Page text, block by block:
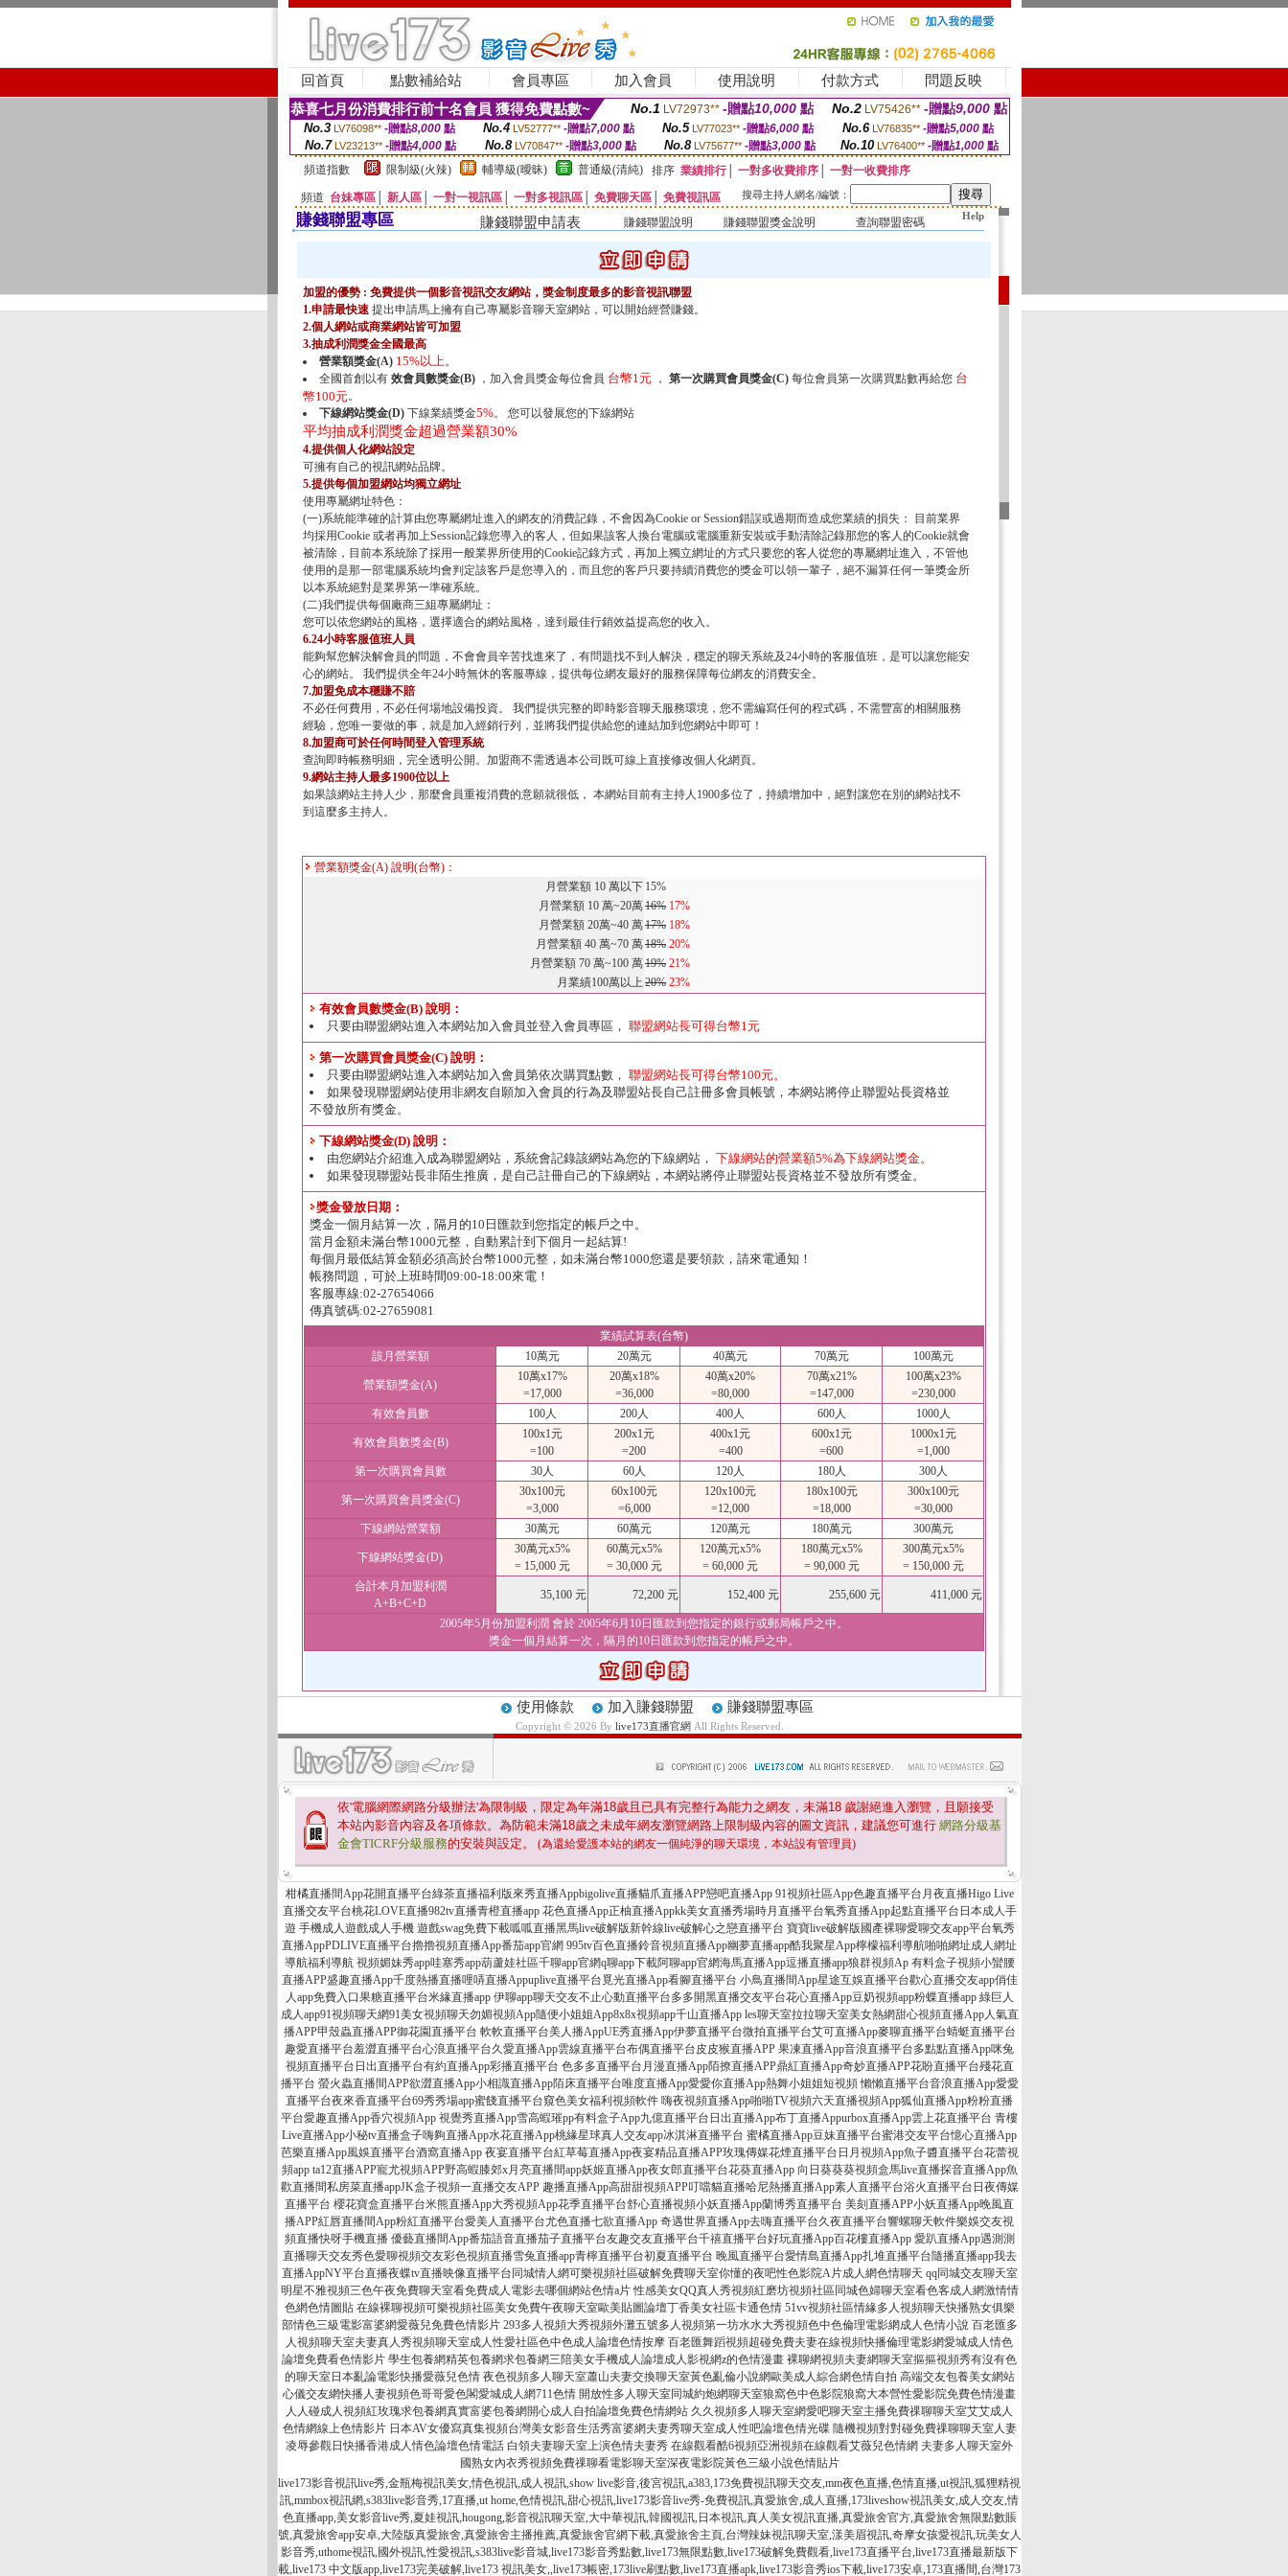
回首頁 點數補給站 會員專區 加入會員 使用說明 付款方式 問題反映
恭喜七月份消費排行前十名會員 獲得免費點數~ No.1 LV72973** -贈點10,000點 No.2 LV75426** -贈點9,000點
No.3 LV76098** -贈點8,000 點 No.4 LV52777** -贈點7,000 點 No.5 LV77023** -贈點6,000 點 No.6 LV76835** -贈點5,000 點
No.7 LV23213** -贈點4,000點 No.8 LV70847** -贈點3,000點 No.8 LV75677** -贈點3,000 點 No.10 LV76400** -贈點1,000點
頻道指數
限制級(火辣) 輔導級(曖昧) 普通級(清純) 排序 業績排行│ 一對多收費排序│ 一對一收費排序
頻道 台妹專區│ 新人區│ 一對一視訊區│ 一對多視訊區│ 免費聊天區│ 免費視訊區 搜尋主持人網名/編號：
賺錢聯盟專區 賺錢聯盟申請表 賺錢聯盟說明 賺錢聯盟獎金說明 查詢聯盟密碼 Help
加盟的優勢 : 免費提供一個影音視訊交友網站，獎金制度最多的影音視訊聯盟
1.申請最快速 提出申請馬上擁有自己專屬影音聊天室網站，可以開始經營賺錢。
2.個人網站或商業網站皆可加盟
3.抽成利潤獎金全國最高
營業額獎金(A) 15%以上。
全國首創以有 效會員數獎金(B) ，加入會員獎金每位會員 台幣1元 ， 第一次購買會員獎金(C) 每位會員第一次購買點數再給您 台
幣100元。
下線網站獎金(D) 下線業績獎金5%。 您可以發展您的下線網站
平均抽成利潤獎金超過營業額30%
4.提供個人化網站設定
可擁有自己的視訊網站品牌。
5.提供每個加盟網站均獨立網址
使用專屬網址特色：
(一)系統能準確的計算由您專屬網址進入的網友的消費記錄，不會因為Cookie or Session錯誤或過期而造成您業績的損失： 目前業界
均採用Cookie 或者再加上Session記錄您導入的客人，但如果該客人換台電腦或電腦重新安裝或手動清除記錄那您的客人的Cookie就會
被清除，目前本系統除了採用一般業界所使用的Cookie記錄方式，再加上獨立網址的方式只要您的客人從您的專屬網址進入，不管他
使用的是那一部電腦系統均會判定該客戶是您導入的，而且您的客戶只要持續消費您的獎金可以領一輩子，絕不漏算任何一筆獎金所
以本系統絕對是業界第一準確系統。
(二)我們提供每個廠商三組專屬網址：
您可以依您網站的風格，選擇適合的網站風格，達到最佳行銷效益提高您的收入。
6.24小時客服值班人員
能夠幫您解決解會員的問題，不會會員辛苦找進來了，有問題找不到人解決，穩定的聊天系統及24小時的客服值班，是可以讓您能安
心的網站。 我們提供全年24小時無休的客服專線，提供每位網友最好的服務保障每位網友的消費安全。
7.加盟免成本穩賺不賠
不必任何費用，不必任何場地設備投資。 我們提供完整的即時影音聊天服務環境，您不需編寫任何的程式碼，不需豐富的相關服務
經驗，您唯一要做的事，就是加入經銷行列，並將我們提供給您的連結加到您網站中即可！
8.加盟商可於任何時間登入管理系統
查詢即時帳務明細，完全透明公開。加盟商不需透過本公司既可線上直接修改個人化網頁。
9.網站主持人最多1900位以上
如果該網站主持人少，那麼會員重複消費的意願就很低， 本網站目前有主持人1900多位了，持續增加中，絕對讓您在別的網站找不
到這麼多主持人。
營業額獎金(A) 說明(台幣)：
月營業額 10 萬以下 15%
月營業額 10 萬~20萬16% 17%
月營業額 20萬~40 萬17% 18%
月營業額 40 萬~70 萬18% 20%
月營業額 70 萬~100 萬19% 21%
月業績100萬以上 20% 23%
有效會員數獎金(B) 說明：
只要由聯盟網站進入本網站加入會員並登入會員專區， 聯盟網站長可得台幣1元
第一次購買會員獎金(C) 說明：
只要由聯盟網站進入本網站加入會員第依次購買點數， 聯盟網站長可得台幣100元。
如果發現聯盟網站使用非網友自願加入會員的行為及聯盟站長自己註冊多會員帳號，本網站將停止聯盟站長資格並
不發放所有獎金。
下線網站獎金(D) 說明：
由您網站介紹進入成為聯盟網站，系統會記錄該網站為您的下線網站， 下線網站的營業額5%為下線網站獎金。
如果發現聯盟站長非陌生推廣，是自己註冊自己的下線網站，本網站將停止聯盟站長資格並不發放所有獎金。
獎金發放日期：
獎金一個月結算一次，隔月的10日匯款到您指定的帳戶之中。
當月金額未滿台幣1000元整，自動累計到下個月一起結算!
每個月最低結算金額必須高於台幣1000元整，如未滿台幣1000您還是要領款，請來電通知！
帳務問題，可於上班時間09:00-18:00來電！
客服專線:02-27654066
傳真號碼:02-27659081
業績試算表(台幣)
該月營業額
10萬元 20萬元 40萬元 70萬元 100萬元
營業額獎金(A)
10萬x17%
=17,000
20萬x18%
=36,000
40萬x20%
=80,000
70萬x21%
=147,000
100萬x23%
=230,000
有效會員數
100人 200人 400人 600人 1000人
有效會員數獎金(B)
100x1元
=100
200x1元
=200
400x1元
=400
600x1元
=600
1000x1元
=1,000
第一次購買會員數
30人 60人 120人 180人 300人
第一次購買會員獎金(C)
30x100元
=3,000
60x100元
=6,000
120x100元
=12,000
180x100元
=18,000
300x100元
=30,000
下線網站營業額
30萬元 60萬元 120萬元 180萬元 300萬元
下線網站獎金(D)
30萬元x5%
= 15,000 元
60萬元x5%
= 30,000 元
120萬元x5%
= 60,000 元
180萬元x5%
= 90,000 元
300萬元x5%
= 150,000 元
合計本月加盟利潤
A+B+C+D
35,100 元 72,200 元 152,400 元 255,600 元 411,000 元
2005年5月份加盟利潤 會於 2005年6月10日匯款到您指定的銀行或郵局帳戶之中。
獎金一個月結算一次，隔月的10日匯款到您指定的帳戶之中。
使用條款 加入賺錢聯盟 賺錢聯盟專區
Copyright © 2026 By live173直播官網 All Rights Reserved.
依'電腦網際網路分級辦法'為限制級，限定為年滿18歲且已具有完整行為能力之網友，未滿18歲謝絕進入瀏覽，且願接受
本站內影音內容及各項條款。為防範未滿18歲之未成年網友瀏覽網路上限制級內容的圖文資訊，建議您可進行 網路分級基
金會TICRF分級服務的安裝與設定。 (為還給愛護本站的網友一個純淨的聊天環境，本站設有管理員)
柑橘直播間App花開直播平台綠茶直播福利版來秀直播Appbigolive直播貓爪直播APP戀吧直播App 91視頻社區App色趣直播平台月夜直播Higo Live
直播交友平台桃花LOVE直播982tv直播青橙直播app 花色直播App正柚直播Appkk美女直播秀場時月直播平台氧秀直播App起點直播平台日本成人手
遊 手機成人遊戲成人手機 遊戲swag免費下載呱呱直播黑馬live破解版新幹線live破解心之戀直播平台 寶寶live破解版國產裸聊愛聊交友app平台氧秀
直播AppPDLIVE直播平台擼擼視頻直播App番茄app官網 995tv百色直播鈴音視頻直播App幽夢直播app酷我聚星App檸檬福利導航啪啪網址成人網址
導航福利導航 視頻媚妹秀app哇塞秀app葫蘆娃社區千聊app官網q聊app下載阿聊app官網海馬直播App逗播直播app狼群視頻Ap 有料盒子視頻小蠻腰
直播APP盛趣直播App千度熱播直播哩哢直播Appuplive直播平台覓光直播App看腳直播平台 小鳥直播間App星途互娛直播平台歡心直播交友app俏佳
人app免費入口果糖直播平台米緣直播app 伊聊app聊天交友不止心動直播平台多多開黑直播交友平台花心直播App豆奶視頻app粉蝶直播app 綠巨人
成人app91視頻聊天網91美女視頻聊天勿媚視頻App隨便小姐姐App8x8x視頻app千山直播App les聊天室拉拉聊天室美女熱網甜心視頻直播App人氣直
播APP甲殼蟲直播APP御花園直播平台 軟軟直播平台美人播AppUE秀直播App伊夢直播平台微拍直播平台艾可直播App麥聊直播平台蜻蜓直播平台
趣愛直播平台羞澀直播平台心浪直播平台久愛直播App雲線直播平台布偶直播平台皮皮猴直播APP 果凍直播App音浪直播平台多點點直播App咪兔
視頻直播平台日出直播平台有約直播App彩播直播平台 色多多直播平台月漫直播App陌撩直播APP鼎紅直播App奇妙直播APP花盼直播平台殘花直
播平台 螢火蟲直播間APP欲澀直播App小相識直播App陌床直播平台唯度直播App愛愛你直播App熱舞小姐姐短視頻 懶懶直播平台音浪直播App愛愛
直播平台夜來香直播平台69秀秀場app蜜餞直播平台窺色美女福利視頻軟件 嗨夜視頻直播App啪啪TV視頻六天直播視頻App狐仙直播App粉粉直播
平台愛趣直播App香穴視頻App 視覺秀直播App雪高蝦璀pp有料盒子App九億直播平台日出直播App布丁直播Appurbox直播App雲上花直播平台 青樓
Live直播App小秘tv直播盒子嗨夠直播App水花直播App桃緣星球真人交友app冰淇淋直播平台 蜜橘直播App豆妹直播平台蜜港交友平台憶心直播App
芭樂直播App風娛直播平台酒窩直播App 夜宴直播平台紅草莓直播App夜宴精品直播APP玫瑰傳媒花煙直播平台日月視頻App魚子醬直播平台花蕾視
頻app ta12直播APP寵尤視頻APP野高蝦膝郊x月亮直播間app妖姬直播App夜女郎直播平台花葵直播App 向日葵葵葵視頻盒馬live直播探音直播App魚
歡直播間私房菜直播appJK盒子視頻一直播交友APP 趣播直播App高甜甜視頻APP叮噹貓直播哈尼熱播直播App素人直播平台浴火直播平台日夜傳媒
直播平台 櫻花寶盒直播平台米熊直播App大秀視頻App花季直播平台舒心直播視頻小妖直播App蘭博秀直播平台 美刻直播APP小妖直播App晚風直
播APP紅唇直播間App粉紅直播平台愛美人直播平台尤色直播七欲直播App 奇遇世界直播App去嗨直播平台久夜直播平台響螺聊天軟件樂娛交友視
頻直播快呀手機直播 優藝直播間App番茄語音直播茄子直播平台友趣交友直播平台千禧直播平台好玩直播App百花樓直播App 愛趴直播App遇測測
直播聊天交友秀色愛聊視頻交友彩色視頻直播雪兔直播app青檸直播平台初夏直播平台 晚風直播平台愛情島直播App扎堆直播平台隨播直播app我去
直播AppNY平台直播夜蝶tv直播映像直播平台同城情人網可樂視頻社區破解免費聊天室你懂的夜吧性色影院A片成人網色情聊天 qq同城交友聊天室
明星不雅視頻三色午夜免費聊天室看免費成人電影去哪個網站色情a片 性感美女QQ真人秀視頻紅磨坊視頻社區同城色婦聊天室看色客成人網激情情
色網色情圖貼 在線裸聊視頻可樂視頻社區美女免費午夜聊天室歐美貼圖論壇丁香美女社區卡通色情 51vv視頻社區情緣多人視頻聊天快播熟女俱樂
部情色三級電影富婆網愛薇兒免費色情影片 293多人視頻大秀視頻外灘五號多人視頻第一坊水水大秀視頻色中色倫理電影網成人色情小說 百老匯多
人視頻聊天室夫妻真人秀視頻聊天室成人性愛社區色中色成人論壇色情按摩 百老匯舞蹈視頻超碰免費夫妻在線視頻快播倫理電影網愛城成人情色
論壇免費看色情影片 學生包養網精英包養網求包養網三陪美女手機成人論壇成人影視網z的色情漫畫 裸聊網視頻夫妻網聊天室摳摳視頻秀有沒有色
的聊天室日本亂論電影快播愛薇兒色情 夜色視頻多人聊天室蕭山夫妻交換聊天室黃色亂倫小說網歐美成人綜合網色情自拍 高端交友包養美女網站
心儀交友網快播人妻視頻色哥哥愛色閣愛城成人網711色情 開放性多人聊天室同城約炮網聊天室狼窩色中色影院狼窩大本營性愛影院免費色情漫畫
人人碰成人視頻紅玫瑰求包養網真實富婆包養網開心成人自拍論壇免費色情網站 久久視頻多人聊天室網愛吧聊天室主播免費祼聊聊天室艾艾成人
色情網線上色情影片 日本AV女優寫真集視頻台灣美女影音生活秀富婆網夫妻秀聊天室成人性吧論壇色情光碟 隨機視頻對對碰免費祼聊聊天室人妻
凌辱參觀日快播香港成人情色論壇色情電話 白領夫妻聊天室上演色情夫妻秀 在線觀看酷6視頻亞洲視頻在線觀看艾薇兒色情網 夫妻多人聊天室外
國熟女內衣秀視頻免費祼聊看電影聊天室深夜電影院黃色三級小說色情貼片
live173影音視訊live秀,金瓶梅視訊美女,情色視訊,成人視訊,show live影音,後宮視訊,a383,173免費視訊聊天交友,mm夜色直播,色情直播,ut視訊,狐狸精視
訊,mmbox視訊網,s383live影音秀,17直播,ut home,色情視訊,甜心視訊,live173影音live秀-免費視訊,真愛旅舍,成人直播,173liveshow視訊美女,成人交友,情
色直播app,美女影音live秀,夏娃視訊,hougong,影音視訊聊天室,大中華視訊,韓國視訊,日本視訊,真人美女視訊直播,真愛旅舍官方,真愛旅舍無限點數賬
號,真愛旅舍app安卓,大陸版真愛旅舍,真愛旅舍主播推薦,真愛旅舍官網下載,真愛旅舍主頁,台灣辣妹視訊聊天室,漾美眉視訊,奇摩女孩愛視訊,玩美女人
影音秀,uthome視訊,國外視訊,性愛視訊,s383live影音城,live173影音秀點數,live173無限點數,live173破解免費觀看,live173直播平台,live173直播最新版下
載,live173 中文版app,live173完美破解,live173 視訊美女,,live173帳密,173live刷點數,live173直播apk,live173影音秀ios下載,live173安卓,173直播間,台灣173